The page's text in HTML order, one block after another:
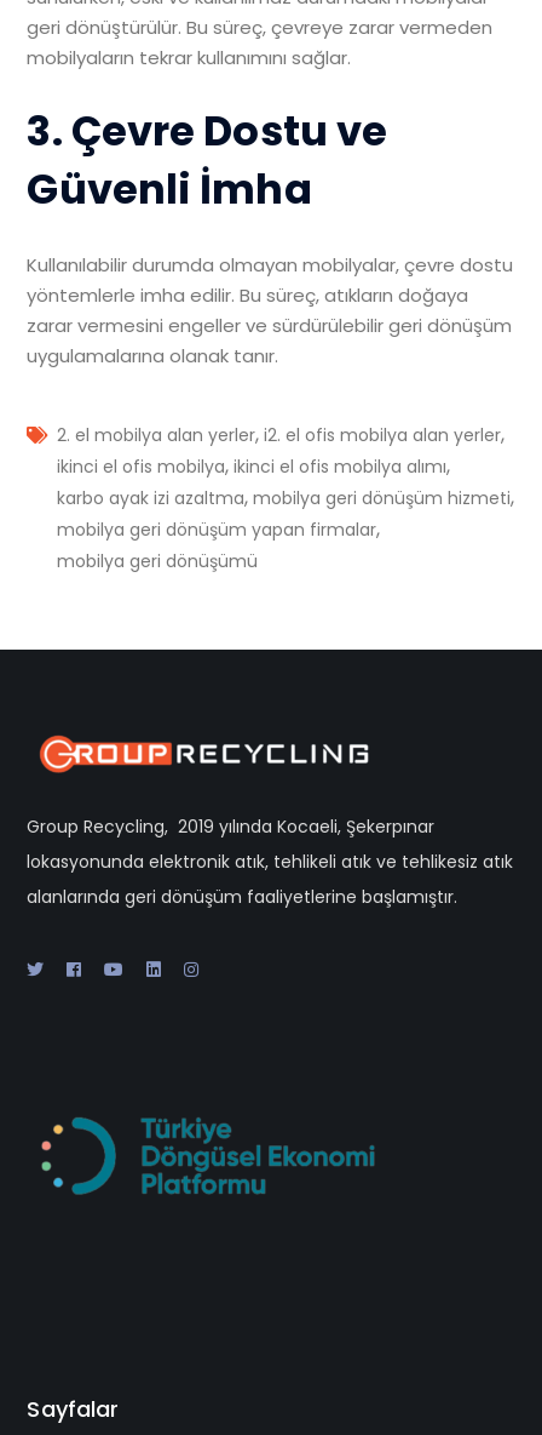
geri dönüştürülür. Bu süreç, çevreye zarar vermeden
mobilyaların tekrar kullanımını sağlar.
3. Çevre Dostu ve
Güvenli İmha
Kullanılabilir durumda olmayan mobilyalar, çevre dostu
yöntemlerle imha edilir. Bu süreç, atıkların doğaya
zarar vermesini engeller ve sürdürülebilir geri dönüşüm
uygulamalarına olanak tanır.
2. el mobilya alan yerler,i2. el ofis mobilya alan yerler,
ikinci el ofis mobilya,ikinci el ofis mobilya alımı,
karbo ayak izi azaltma,mobilya geri dönüşüm hizmeti,
mobilya geri dönüşüm yapan firmalar,
mobilya geri dönüşümü
Group Recycling, 2019 yılında Kocaeli, Şekerpınar
lokasyonunda elektronik atık, tehlikeli atık ve tehlikesiz atık
alanlarında geri dönüşüm faaliyetlerine başlamıştır.
Sayfalar